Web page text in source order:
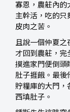
寡恩，農莊內的
主幹活，吃的只
皮肉之苦。
且說一個仲夏之
才回到農莊，完
摸進家門便倒頭
肚子捱餓。最後
貯糧庫的大門，
西填肚子。